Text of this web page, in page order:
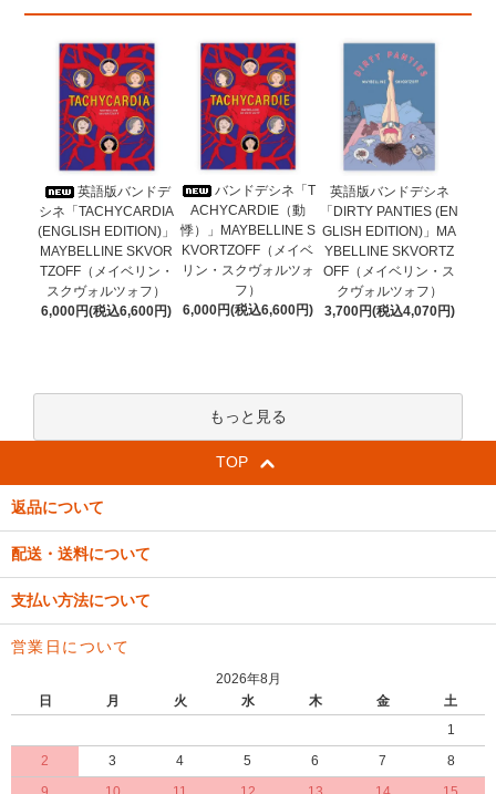
英語版バンドデ
シネ「TACHYCARDIA
(ENGLISH EDITION)」
MAYBELLINE SKVOR
TZOFF（メイベリン・
スクヴォルツォフ）
6,000円(税込6,600円)
バンドデシネ「T
ACHYCARDIE（動
悸）」MAYBELLINE S
KVORTZOFF（メイベ
リン・スクヴォルツォ
フ）
6,000円(税込6,600円)
英語版バンドデシネ
「DIRTY PANTIES (EN
GLISH EDITION)」MA
YBELLINE SKVORTZ
OFF（メイベリン・ス
クヴォルツォフ）
3,700円(税込4,070円)
もっと見る
TOP
返品について
配送・送料について
支払い方法について
営業日について
2026年8月
日
月 火 水 木 金
土
1
2
3 4 5 6 7
8